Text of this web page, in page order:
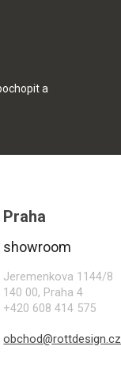
a
Praha
showroom
Jeremenkova 1144/8
140 00, Praha 4
+420 608 414 575
obchod@rottdesign.cz